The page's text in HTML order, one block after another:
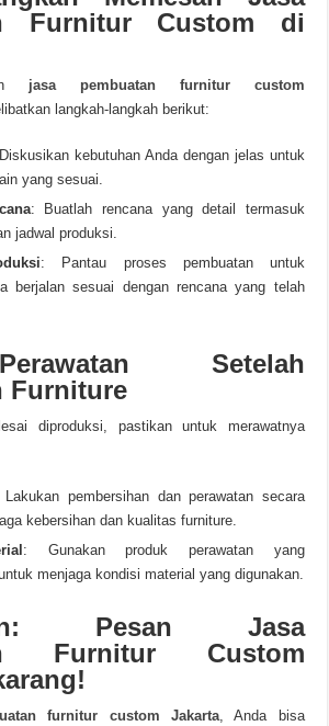
Furnitur Custom di
jasa pembuatan furnitur custom
langkah-langkah berikut:
kebutuhan Anda dengan jelas untuk
yang sesuai.
: Buatlah rencana yang detail termasuk
jadwal produksi.
: Pantau proses pembuatan untuk
berjalan sesuai dengan rencana yang telah
Setelah
Furniture
diproduksi, pastikan untuk merawatnya
pembersihan dan perawatan secara
kebersihan dan kualitas furniture.
: Gunakan produk perawatan yang
menjaga kondisi material yang digunakan.
Pesan Jasa
Furnitur Custom
furnitur custom Jakarta, Anda bisa